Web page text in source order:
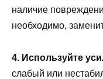
наличие
необходимо,
4. Используйте
слабый или